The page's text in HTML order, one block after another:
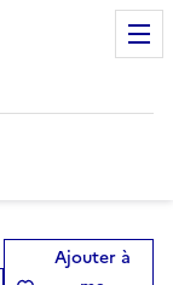
Ajouter à